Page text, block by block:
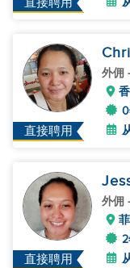
直接聘用
直接聘用
外佣
直接聘用
外佣